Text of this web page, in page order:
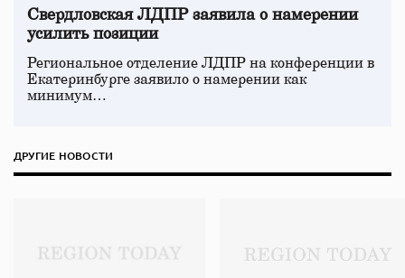
Свердловская ЛДПР заявила о намерении
усилить позиции
Региональное отделение ЛДПР на конференции в
Екатеринбурге заявило о намерении как
минимум…
ДРУГИЕ НОВОСТИ